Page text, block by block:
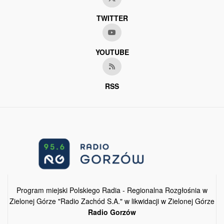
TWITTER
YOUTUBE
RSS
Program miejski Polskiego Radia - Regionalna Rozgłośnia w
Zielonej Górze "Radio Zachód S.A." w likwidacji w Zielonej Górze
Radio Gorzów